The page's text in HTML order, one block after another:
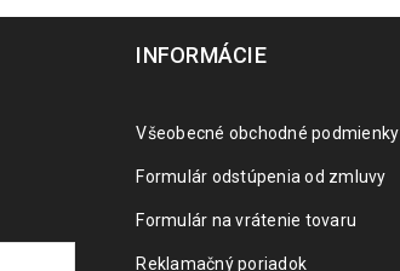
INFORMÁCIE
Všeobecné obchodné podmienky
Formulár odstúpenia od zmluvy
Formulár na vrátenie tovaru
Reklamačný poriadok